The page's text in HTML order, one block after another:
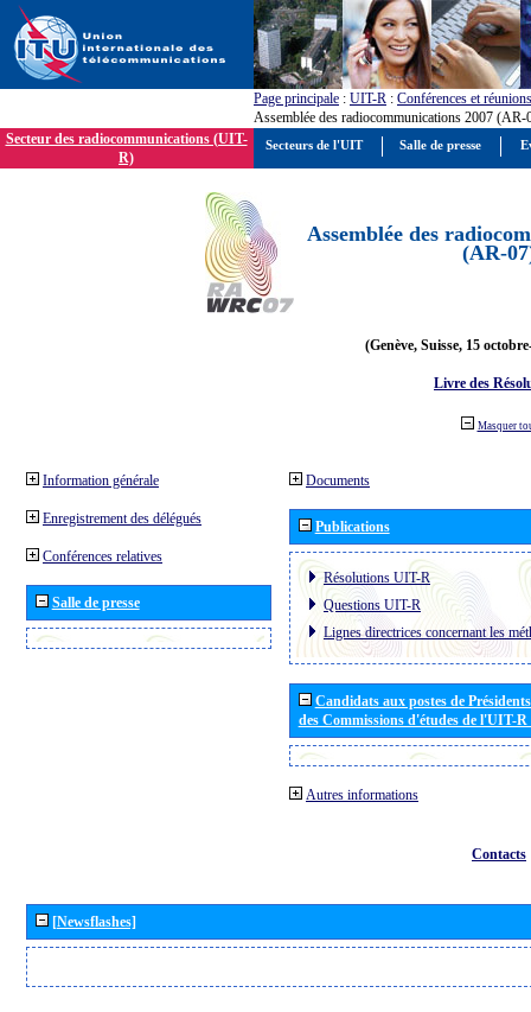
Page principale : UIT-R : Conférences et réunions
Assemblée des radiocommunications 2007 (AR-
Secteur des radiocommunications (UIT-
R)
Assemblée des
(AR-
(Genève, Suisse, 15
Livre des
Masquer
Information générale
Enregistrement des délégués
Conférences relatives
Salle de presse
Documents
Publications
Résolutions UIT-R
Questions UIT-R
Lignes directrices concernant les
Candidats aux postes de
des Commissions d'études de l'UIT-
Autres informations
Contacts
[Newsflashes]
Secteurs de l'UIT Salle de presse